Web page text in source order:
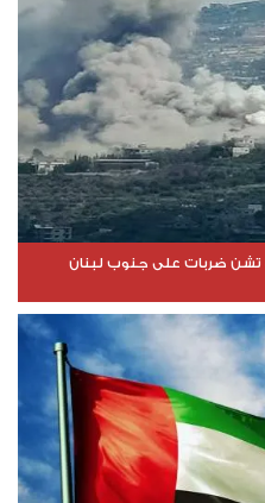
تشن ضربات على جنوب لبنان